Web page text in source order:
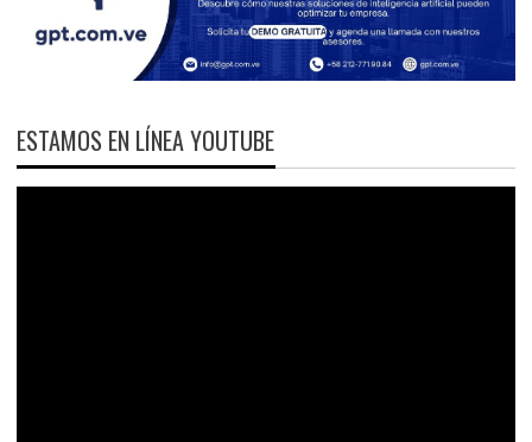
ESTAMOS EN LÍNEA YOUTUBE